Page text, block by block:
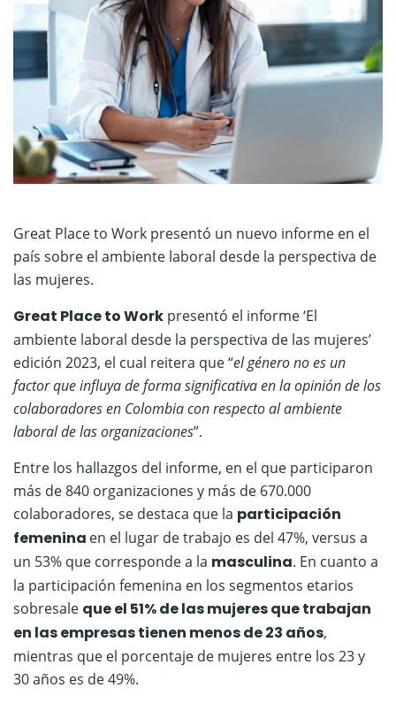
Great Place to Work presentó un nuevo informe en el
país sobre el ambiente laboral desde la perspectiva de
las mujeres.
Great Place to Work presentó el informe ‘El
ambiente laboral desde la perspectiva de las mujeres’
edición 2023, el cual reitera que “el género no es un
factor que influya de forma significativa en la opinión de los
colaboradores en Colombia con respecto al ambiente
laboral de las organizaciones”.
Entre los hallazgos del informe, en el que participaron
más de 840 organizaciones y más de 670.000
colaboradores, se destaca que la participación
femenina en el lugar de trabajo es del 47%, versus a
un 53% que corresponde a la masculina. En cuanto a
la participación femenina en los segmentos etarios
sobresale que el 51% de las mujeres que trabajan
en las empresas tienen menos de 23 años,
mientras que el porcentaje de mujeres entre los 23 y
30 años es de 49%.